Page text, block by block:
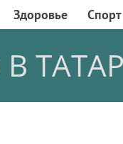
Здоровье Спорт
В